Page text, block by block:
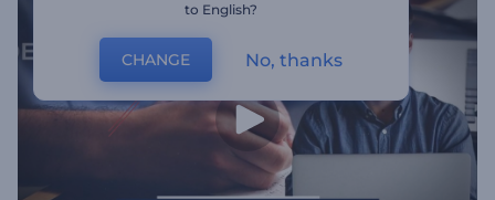
to English?
CHANGE No, thanks